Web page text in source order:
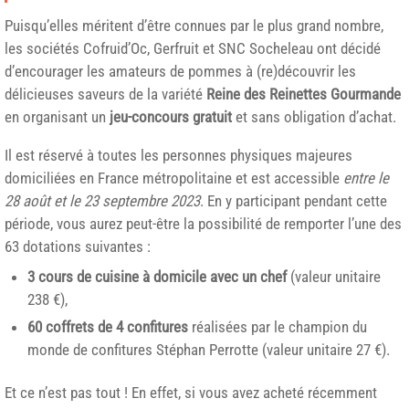
Puisqu’elles méritent d’être connues par le plus grand nombre,
les sociétés Cofruid’Oc, Gerfruit et SNC Socheleau ont décidé
d’encourager les amateurs de pommes à (re)découvrir les
délicieuses saveurs de la variété Reine des Reinettes Gourmande
en organisant un jeu-concours gratuit et sans obligation d’achat.
Il est réservé à toutes les personnes physiques majeures
domiciliées en France métropolitaine et est accessible entre le
28 août et le 23 septembre 2023. En y participant pendant cette
période, vous aurez peut-être la possibilité de remporter l’une des
63 dotations suivantes :
3 cours de cuisine à domicile avec un chef(valeur unitaire
238 €),
60 coffrets de 4 confitures réalisées par le champion du
monde de confitures Stéphan Perrotte (valeur unitaire 27 €).
Et ce n’est pas tout ! En effet, si vous avez acheté récemment